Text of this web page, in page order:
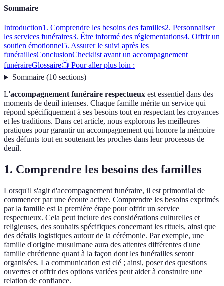
Sommaire
Introduction1. Comprendre les besoins des familles2. Personnaliser
les services funéraires3. Être informé des réglementations4. Offrir un
soutien émotionnel5. Assurer le suivi après les
funéraillesConclusionChecklist avant un accompagnement
funéraireGlossaire📺 Pour aller plus loin :
Sommaire(10 sections)
L'accompagnement funéraire respectueux est essentiel dans des
moments de deuil intenses. Chaque famille mérite un service qui
répond spécifiquement à ses besoins tout en respectant les croyances
et les traditions. Dans cet article, nous explorons les meilleures
pratiques pour garantir un accompagnement qui honore la mémoire
des défunts tout en soutenant les proches dans leur processus de
deuil.
1. Comprendre les besoins des familles
Lorsqu'il s'agit d'accompagnement funéraire, il est primordial de
commencer par une écoute active. Comprendre les besoins exprimés
par la famille est la première étape pour offrir un service
respectueux. Cela peut inclure des considérations culturelles et
religieuses, des souhaits spécifiques concernant les rituels, ainsi que
des détails logistiques autour de la cérémonie. Par exemple, une
famille d'origine musulmane aura des attentes différentes d'une
famille chrétienne quant à la façon dont les funérailles seront
organisées. La communication est clé ; ainsi, poser des questions
ouvertes et offrir des options variées peut aider à construire une
relation de confiance.